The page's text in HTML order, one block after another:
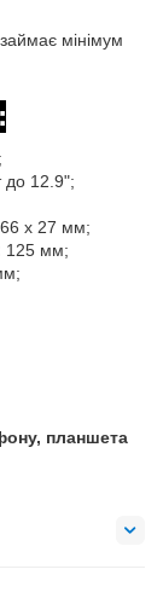
мінімум
12.9";
х 27 мм;
125 мм;
планшета